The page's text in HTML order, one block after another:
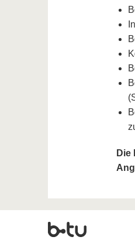
Die